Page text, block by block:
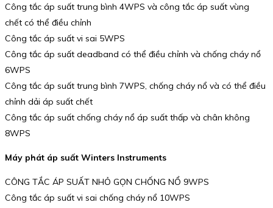
Công tắc áp suất trung bình 4WPS và công tắc áp suất vùng
chết có thể điều chỉnh
Công tắc áp suất vi sai 5WPS
Công tắc áp suất deadband có thể điều chỉnh và chống cháy nổ
6WPS
Công tắc áp suất trung bình 7WPS, chống cháy nổ và có thể điều
chỉnh dải áp suất chết
Công tắc áp suất chống cháy nổ áp suất thấp và chân không
8WPS
Máy phát áp suất Winters Instruments
CÔNG TẮC ÁP SUẤT NHỎ GỌN CHỐNG NỔ 9WPS
Công tắc áp suất vi sai chống cháy nổ 10WPS